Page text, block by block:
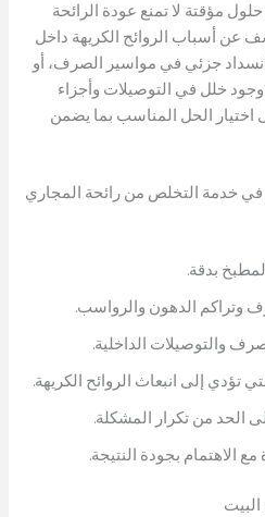
مؤقتة لا تمنع عودة الرائحة
عن أسباب الروائح الكريهة داخل
جزئي في مواسير الصرف، أو
وجود خلل في التوصيلات وأجزاء
اختيار الحل المناسب بما يضمن
في خدمة التخلص من رائحة المجاري
بدقة.
وتراكم الدهون والرواسب.
والتوصيلات الداخلية.
تؤدي إلى انبعاث الروائح الكريهة.
الحد من تكرار المشكلة.
الاهتمام بجودة النتيجة.